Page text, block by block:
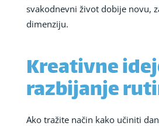
svakodnevni život dobije novu,
dimenziju.
Kreativne
razbijanje
Ako tražite način kako učiniti